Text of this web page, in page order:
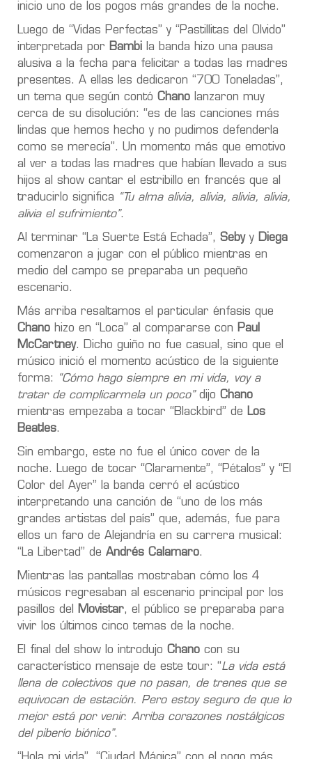
inicio uno de los pogos más grandes de la noche.
Luego de “Vidas Perfectas” y “Pastillitas del Olvido”
interpretada por Bambi la banda hizo una pausa
alusiva a la fecha para felicitar a todas las madres
presentes. A ellas les dedicaron “700 Toneladas”,
un tema que según contó Chano lanzaron muy
cerca de su disolución: “es de las canciones más
lindas que hemos hecho y no pudimos defenderla
como se merecía”. Un momento más que emotivo
al ver a todas las madres que habían llevado a sus
hijos al show cantar el estribillo en francés que al
traducirlo significa
“Tu alma alivia, alivia, alivia, alivia,
alivia el sufrimiento”.
Al terminar “La Suerte Está Echada”, Sebyy Diega
comenzaron a jugar con el público mientras en
medio del campo se preparaba un pequeño
escenario.
Más arriba resaltamos el particular énfasis que
Chano hizo en “Loca” al compararse con Paul
McCartney. Dicho guiño no fue casual, sino que el
músico inició el momento acústico de la siguiente
forma:
“Cómo hago siempre en mi vida, voy a
tratar de complicarmela un poco”dijo Chano
mientras empezaba a tocar “Blackbird” de Los
Beatles.
Sin embargo, este no fue el único cover de la
noche. Luego de tocar “Claramente”, “Pétalos” y “El
Color del Ayer” la banda cerró el acústico
interpretando una canción de “uno de los más
grandes artistas del país” que, además, fue para
ellos un faro de Alejandría en su carrera musical:
“La Libertad” de Andrés Calamaro.
Mientras las pantallas mostraban cómo los 4
músicos regresaban al escenario principal por los
pasillos del
Movistar, el público se preparaba para
vivir los últimos cinco temas de la noche.
El final del show lo introdujo Chano con su
característico mensaje de este tour: “La vida está
llena de colectivos que no pasan, de trenes que se
equivocan de estación. Pero estoy seguro de que lo
mejor está por venir. Arriba corazones nostálgicos
del piberío biónico”.